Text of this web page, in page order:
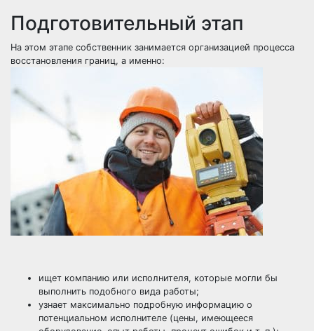
Подготовительный этап
На этом этапе собственник занимается организацией процесса
восстановления границ, а именно:
ищет компанию или исполнителя, которые могли бы
выполнить подобного вида работы;
узнает максимально подробную информацию о
потенциальном исполнителе (цены, имеющееся